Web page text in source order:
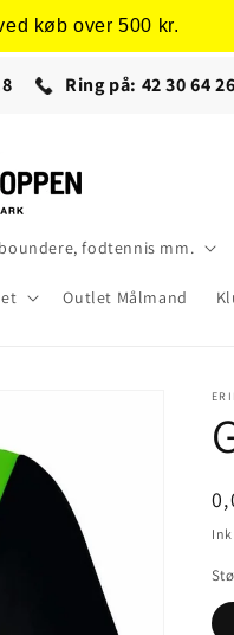
køb over 500 kr.
Ring på: 42 30 64
fodtennis mm.
Outlet Målmand